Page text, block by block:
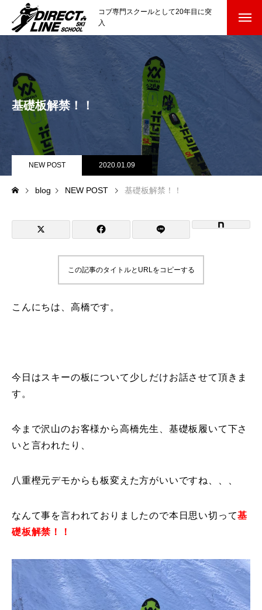
コブ専門スクールとして20年目に突
入
スクールについて知る Directline Ski School
コンセプトと開催スキー場
参加までの流れ
レッスン料金
参加費のお支払い
各会場の集合場所
スキー場から選ぶ Ski Area
鷲ヶ岳＆高鷲スノーパーク
宮城山形
レッスンテーマから選ぶ
初級1
中級1
中級2
講師から選ぶ Instructor
基礎板解禁！！
NEW POST 2020.01.09
blog NEW POST 基礎板解禁！！
この記事のタイトルとURLをコピーする
こんにちは、高橋です。
今日はスキーの板について少しだけお話させて頂きま
す。
今まで沢山のお客様から高橋先生、基礎板履いて下さ
いと言われたり、
八重樫元デモからも板変えた方がいいですね、、、
なんて事を言われておりましたので本日思い切って基
礎板解禁！！